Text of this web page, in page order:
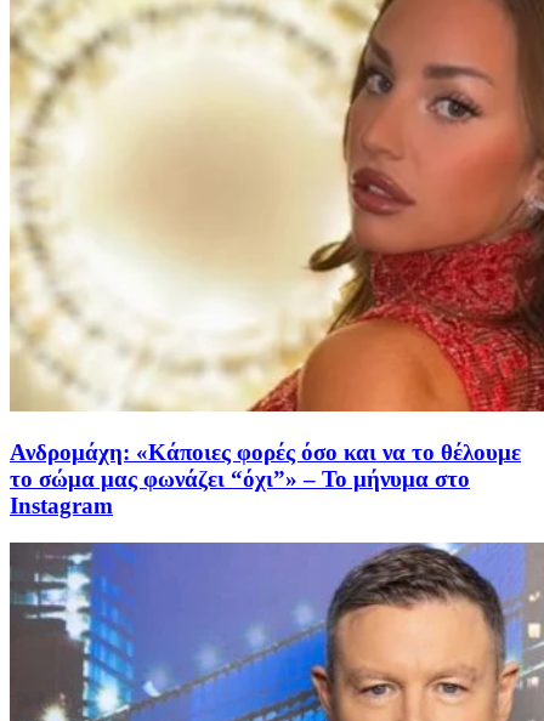
Ανδρομάχη: «Κάποιες φορές όσο και να το θέλουμε
το σώμα μας φωνάζει “όχι”» – Το μήνυμα στο
Instagram